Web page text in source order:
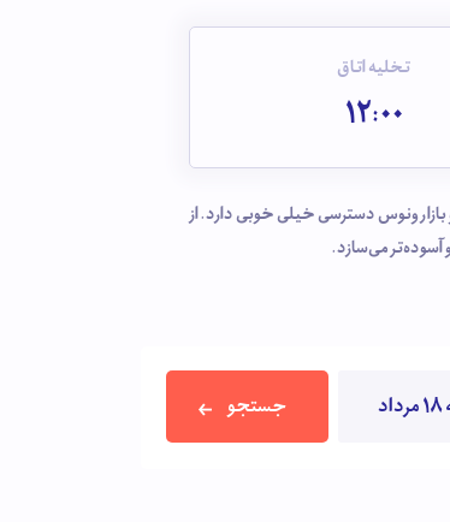
ونوس دسترسی خیلی خوبی دارد. از
آسوده‌تر می‌سازد.
تخلیه اتاق
12:00
جستجو